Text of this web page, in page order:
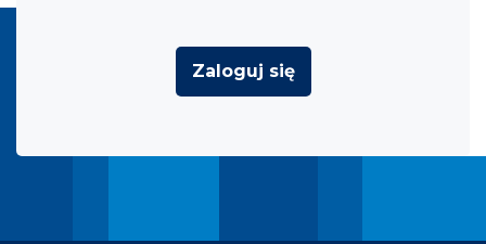
Zaloguj się